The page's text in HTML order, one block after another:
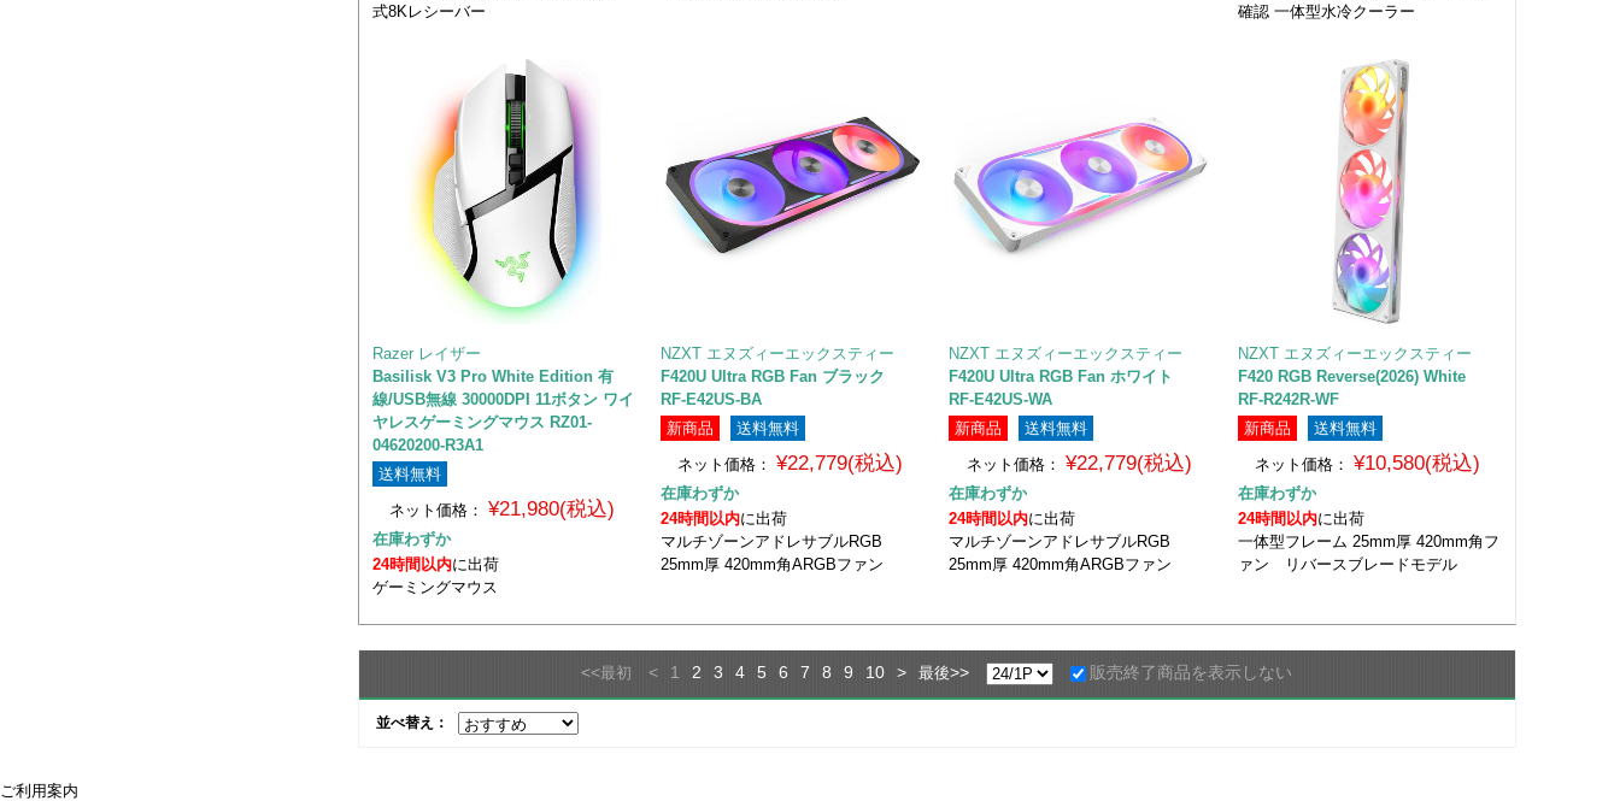
式8Kレシーバー
確認 一体型水冷クーラー
Razer レイザー
Basilisk V3 Pro White Edition 有
線/USB無線 30000DPI 11ボタン ワイ
ヤレスゲーミングマウス RZ01-
04620200-R3A1
送料無料
ネット価格：
¥21,980(税込)
在庫わずか
24時間以内に出荷
ゲーミングマウス
NZXT エヌズィーエックスティー
F420U Ultra RGB Fan ブラック
RF-E42US-BA
新商品
送料無料
ネット価格：
¥22,779(税込)
在庫わずか
24時間以内に出荷
マルチゾーンアドレサブルRGB
25mm厚 420mm角ARGBファン
NZXT エヌズィーエックスティー
F420U Ultra RGB Fan ホワイト
RF-E42US-WA
新商品
送料無料
ネット価格： ¥22,779(税込)
在庫わずか
24時間以内に出荷
マルチゾーンアドレサブルRGB
25mm厚 420mm角ARGBファン
NZXT エヌズィーエックスティー
F420 RGB Reverse(2026) White
RF-R242R-WF
新商品
送料無料
ネット価格： ¥10,580(税込)
在庫わずか
24時間以内に出荷
一体型フレーム 25mm厚 420mm角フ
ァン リバースブレードモデル
<<最初 < 1 2 3 4 5 6 7 8 9 10 > 最後>> 販売終了商品を表示しない
並べ替え：
ご利用案内